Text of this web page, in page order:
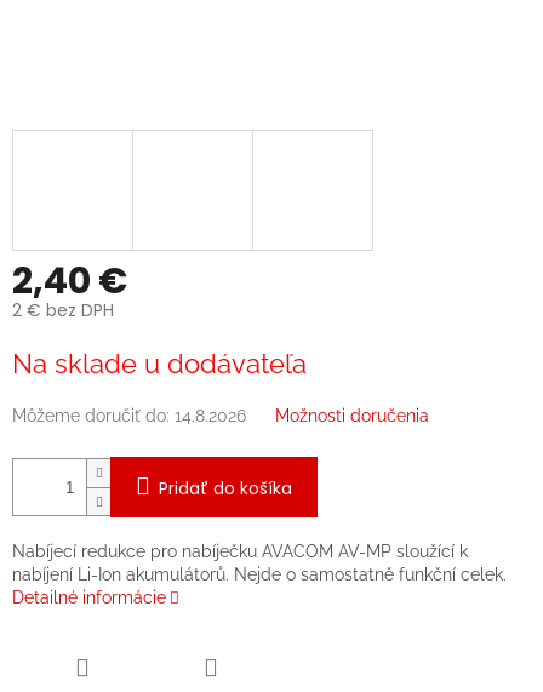
2,40 €
2 € bez DPH
cena:
Na sklade u dodávateľa
Môžeme doručiť do: 14.8.2026 Možnosti doručenia
Pridať do košíka
Nabíjecí redukce pro nabíječku AVACOM AV-MP sloužící k
nabíjení Li-Ion akumulátorů. Nejde o samostatně funkční celek.
Detailné informácie